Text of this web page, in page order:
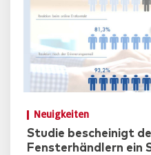
Neuigkeiten
Studie bescheinigt
Fensterhändlern ein